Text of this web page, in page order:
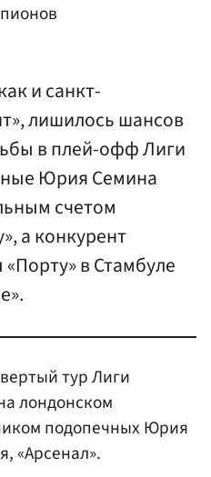
и санкт-
лишилось шансов
в плей-офф Лиги
Юрия Семина
счетом
а конкурент
в Стамбуле
тур Лиги
лондонском
подопечных Юрия
«Арсенал».